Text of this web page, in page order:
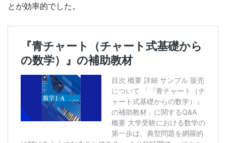
とが効率的でした。